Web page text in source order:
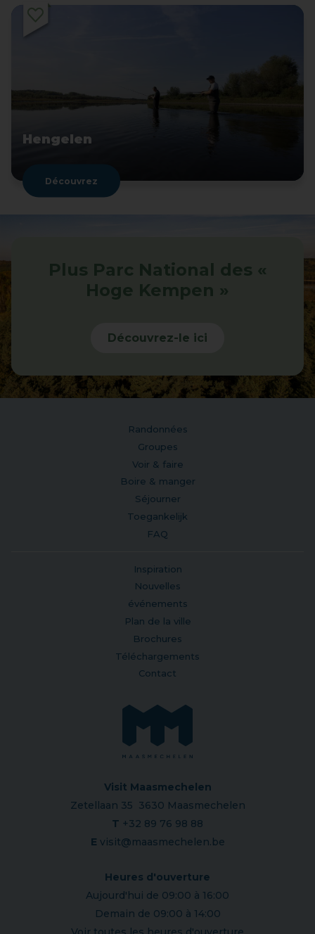
Hengelen
Découvrez
Plus Parc National des «
Hoge Kempen »
Découvrez-le ici
Randonnées
Groupes
Voir & faire
Boire & manger
Séjourner
Toegankelijk
FAQ
Inspiration
Nouvelles
événements
Plan de la ville
Brochures
Téléchargements
Contact
Visit Maasmechelen
Zetellaan 35 3630 Maasmechelen
T +32 89 76 98 88
E visit@maasmechelen.be
Heures d'ouverture
Aujourd'hui de 09:00 à 16:00
Demain de 09:00 à 14:00